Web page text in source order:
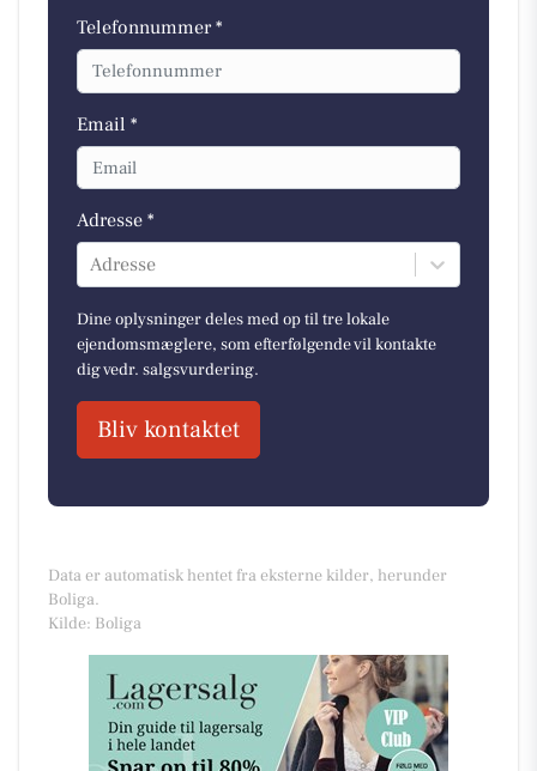
Telefonnummer *
Email *
Adresse *
Adresse
Dine oplysninger deles med op til tre lokale
ejendomsmæglere, som efterfølgende vil kontakte
dig vedr. salgsvurdering.
Bliv kontaktet
Data er automatisk hentet fra eksterne kilder, herunder
Boliga.
Kilde: Boliga